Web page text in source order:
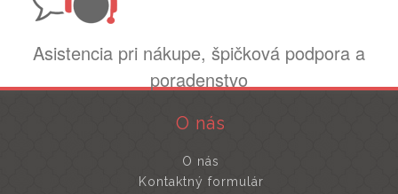
Asistencia pri nákupe, špičková podpora a
poradenstvo
O nás
O nás
Kontaktný formulár